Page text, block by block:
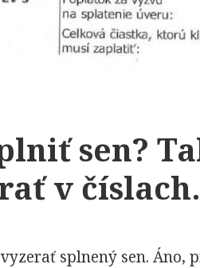
sen?
v číslach.
splnený sen. Áno,